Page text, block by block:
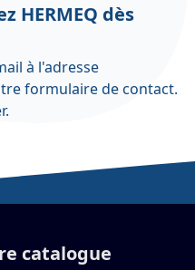
HERMEQ dès
à l'adresse
formulaire de contact.
catalogue